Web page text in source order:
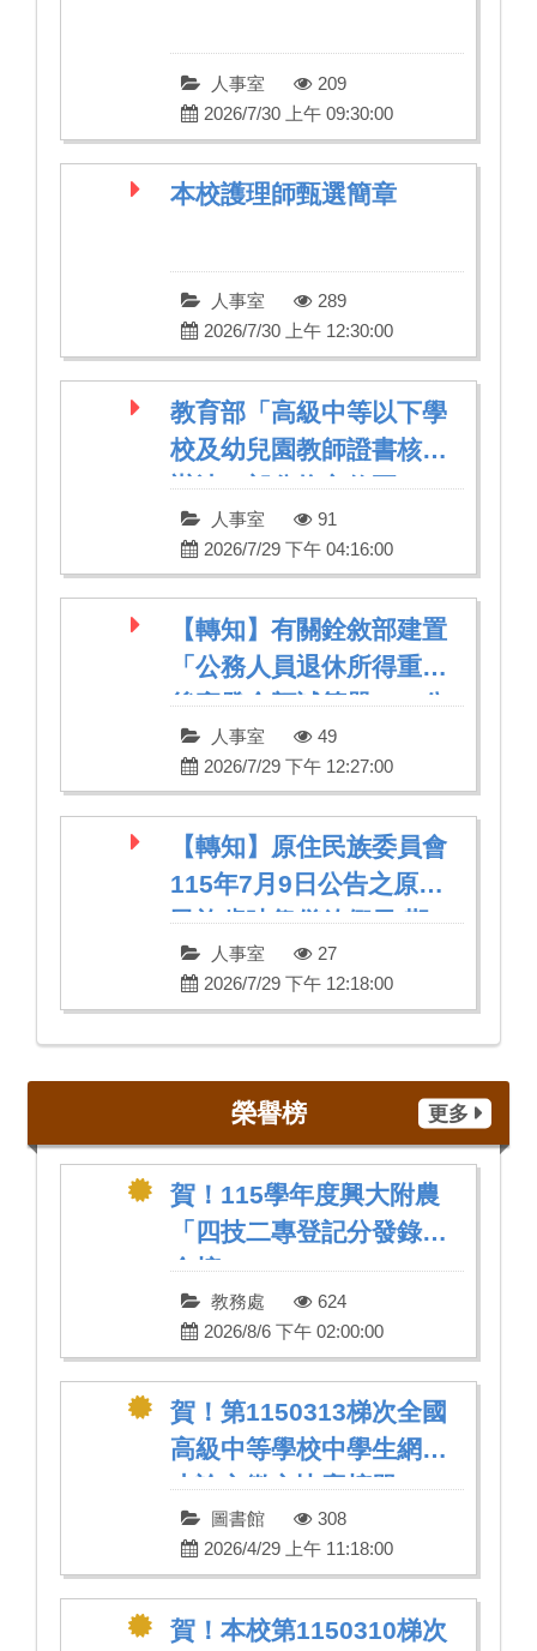
人事室
209
2026/7/30 上午 09:30:00
本校護理師甄選簡章
人事室
289
2026/7/30 上午 12:30:00
教育部「高級中等以下學
校及幼兒園教師證書核發
辦法」部分條文修正
人事室
91
2026/7/29 下午 04:16:00
【轉知】有關銓敘部建置
「公務人員退休所得重審
後實發金額試算器」，公
立學校退休教職員亦可利
用
人事室
49
2026/7/29 下午 12:27:00
【轉知】原住民族委員會
115年7月9日公告之原住
民族歲時祭儀放假日 期
人事室
27
2026/7/29 下午 12:18:00
榮譽榜 更多
賀！115學年度興大附農
「四技二專登記分發錄取
金榜」
教務處
624
2026/8/6 下午 02:00:00
賀！第1150313梯次全國
高級中等學校中學生網站
小論文徵文比賽榜單
圖書館
308
2026/4/29 上午 11:18:00
賀！本校第1150310梯次